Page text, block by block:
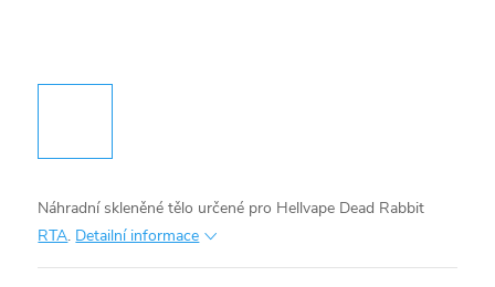
Náhradní skleněné tělo určené pro Hellvape Dead Rabbit
RTA. Detailní informace